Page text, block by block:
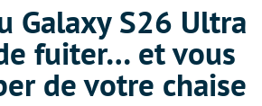
Galaxy S26 Ultra
fuiter… et vous
de votre chaise